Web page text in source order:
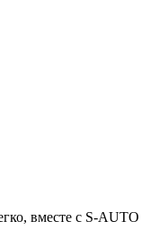
вместе с S-AUTO